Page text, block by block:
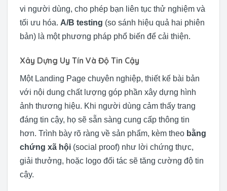
vi người dùng, cho phép bạn liên tục thử nghiệm và
tối ưu hóa. A/B testing (so sánh hiệu quả hai phiên
bản) là một phương pháp phổ biến để cải thiện.
Xây Dựng Uy Tín Và Độ Tin Cậy
Một Landing Page chuyên nghiệp, thiết kế bài bản
với nội dung chất lượng góp phần xây dựng hình
ảnh thương hiệu. Khi người dùng cảm thấy trang
đáng tin cậy, họ sẽ sẵn sàng cung cấp thông tin
hơn. Trình bày rõ ràng về sản phẩm, kèm theo bằng
chứng xã hội (social proof) như lời chứng thực,
giải thưởng, hoặc logo đối tác sẽ tăng cường độ tin
cậy.